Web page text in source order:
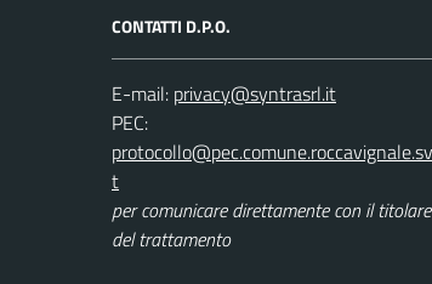
CONTATTI D.P.O.
E-mail:
PEC:
per comunicare direttamente con il titolare
del trattamento